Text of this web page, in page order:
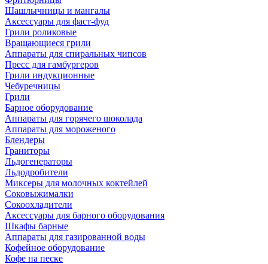
Шашлычницы и мангалы
Аксессуары для фаст-фуд
Грили роликовые
Вращающиеся грили
Аппараты для спиральных чипсов
Пресс для гамбургеров
Грили индукционные
Чебуречницы
Грили
Барное оборудование
Аппараты для горячего шоколада
Аппараты для мороженого
Блендеры
Граниторы
Льдогенераторы
Льдодробители
Миксеры для молочных коктейлей
Соковыжималки
Сокоохладители
Аксессуары для барного оборудования
Шкафы барные
Аппараты для газированной воды
Кофейное оборудование
Кофе на песке